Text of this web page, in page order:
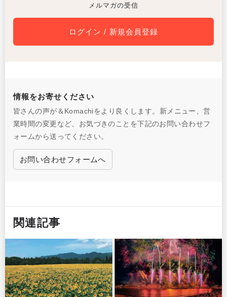
メルマガの受信
ログイン / 新規会員登録
情報をお寄せください
皆さんの声が＆Komachiをより良くします。新メニュー、営
業時間の変更など、お気づきのことを下記のお問い合わせフ
ォームから送ってください。
お問い合わせフォームへ
関連記事